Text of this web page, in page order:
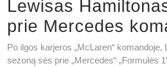
Lewisas
prie Mercedes
Po ilgos karjeros „McLaren“
sezoną sės prie „Mercedes“ „Formulės